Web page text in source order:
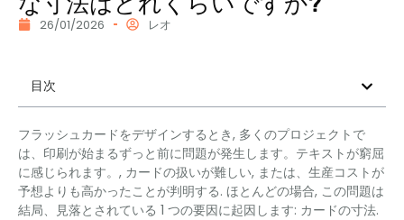
26/01/2026 レオ
目次
フラッシュカードをデザインするとき, 多くのプロジェクトで
は、印刷が始まるずっと前に問題が発生します。テキストが窮屈
に感じられます。, カードの扱いが難しい, または、生産コストが
予想よりも高かったことが判明する. ほとんどの場合, この問題は
結局、見落とされている 1 つの要因に起因します: カードの寸法.